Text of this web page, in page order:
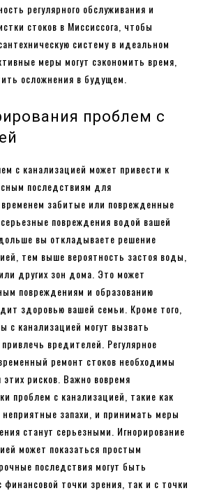
регулярного обслуживания и
стоков в Миссиссога, чтобы
систему в идеальном
меры могут сэкономить время,
осложнения в будущем.
проблем с
с канализацией может привести к
последствиям для
забитые или поврежденные
повреждения водой вашей
вы откладываете решение
тем выше вероятность застоя воды,
других зон дома. Это может
повреждениям и образованию
здоровью вашей семьи. Кроме того,
с канализацией могут вызвать
вредителей. Регулярное
ремонт стоков необходимы
рисков. Важно вовремя
проблем с канализацией, такие как
запахи, и принимать меры
станут серьезными. Игнорирование
может показаться простым
последствия могут быть
точки зрения, так и с точки